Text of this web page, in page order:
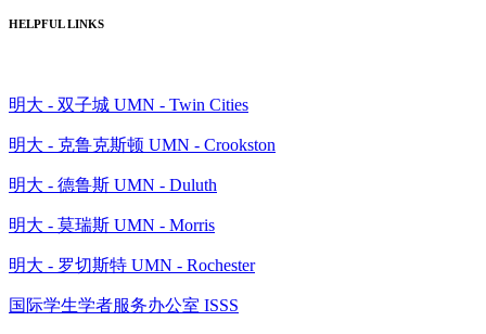
HELPFUL LINKS
明大 - 双子城 UMN - Twin Cities
明大 - 克鲁克斯顿 UMN - Crookston
明大 - 德鲁斯 UMN - Duluth
明大 - 莫瑞斯 UMN - Morris
明大 - 罗切斯特 UMN - Rochester
国际学生学者服务办公室 ISSS